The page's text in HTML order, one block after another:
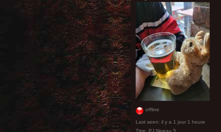
offline
Last seen: il y a 1 jour 1 heure
Titre: PJ Niveau 5